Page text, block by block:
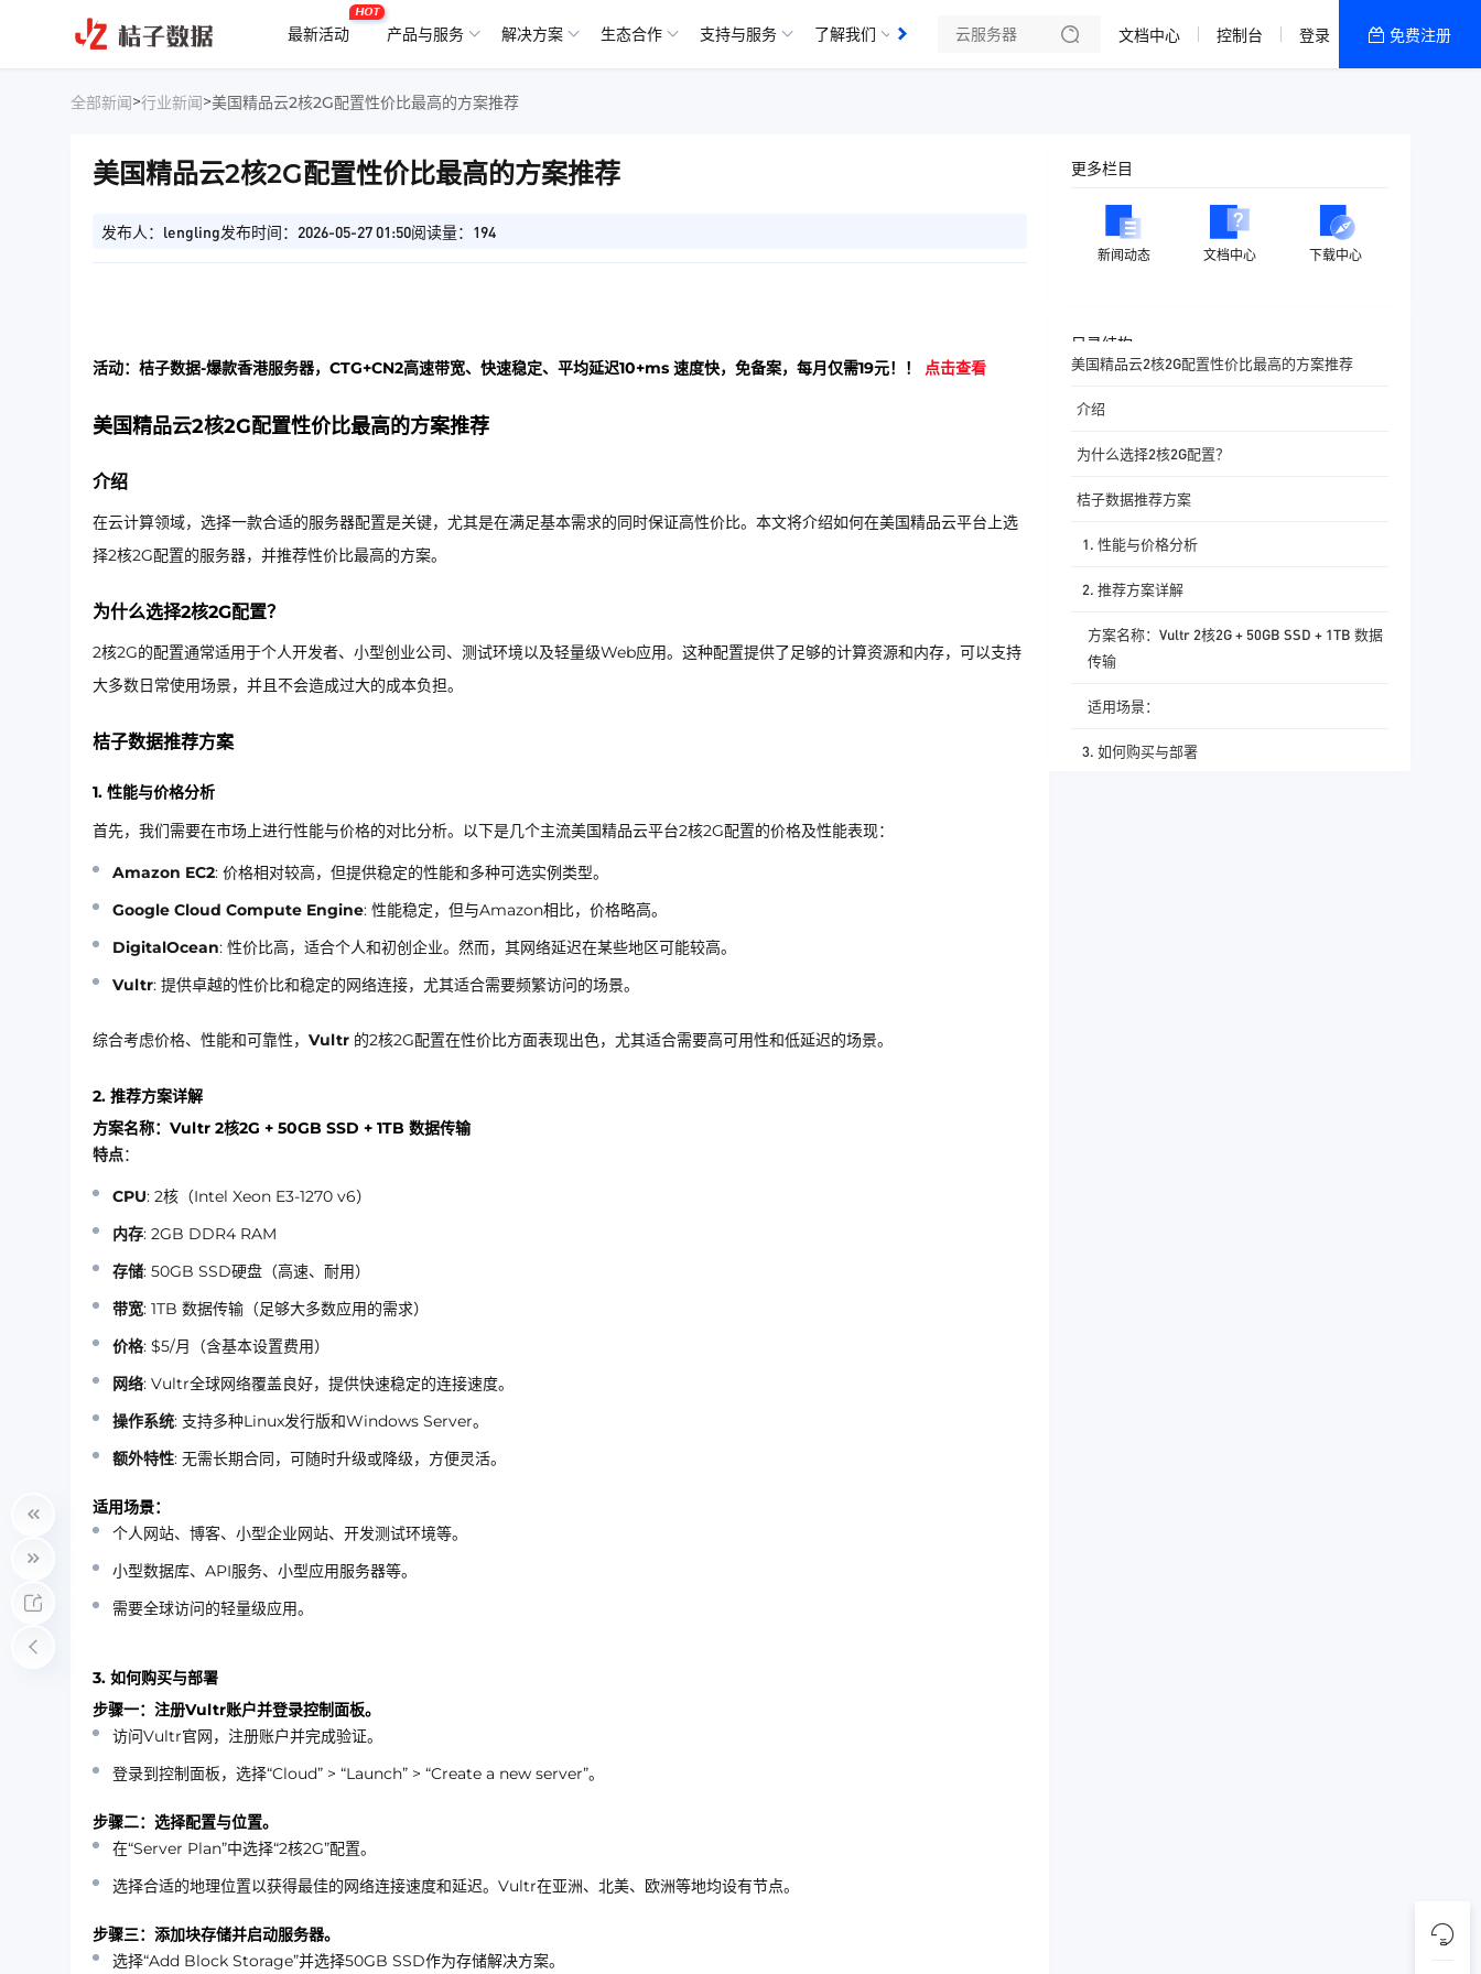
最新活动
HOT
产品与服务 解决方案 生态合作 支持与服务 了解我们
知识库
香港精品CN2云
文档中心 控制台 登录 免费注册
全部新闻>行业新闻>美国精品云2核2G配置性价比最高的方案推荐
美国精品云2核2G配置性价比最高的方案推荐
发布人：lengling发布时间：2026-05-27 01:50阅读量：194
活动：桔子数据-爆款香港服务器，CTG+CN2高速带宽、快速稳定、平均延迟10+ms 速度快，免备案，每月仅需19元！！ 点击查看
美国精品云2核2G配置性价比最高的方案推荐
介绍
在云计算领域，选择一款合适的服务器配置是关键，尤其是在满足基本需求的同时保证高性价比。本文将介绍如何在美国精品云平台上选
择2核2G配置的服务器，并推荐性价比最高的方案。
为什么选择2核2G配置？
2核2G的配置通常适用于个人开发者、小型创业公司、测试环境以及轻量级Web应用。这种配置提供了足够的计算资源和内存，可以支持
大多数日常使用场景，并且不会造成过大的成本负担。
桔子数据推荐方案
1. 性能与价格分析
首先，我们需要在市场上进行性能与价格的对比分析。以下是几个主流美国精品云平台2核2G配置的价格及性能表现：
Amazon EC2: 价格相对较高，但提供稳定的性能和多种可选实例类型。
Google Cloud Compute Engine: 性能稳定，但与Amazon相比，价格略高。
DigitalOcean: 性价比高，适合个人和初创企业。然而，其网络延迟在某些地区可能较高。
Vultr: 提供卓越的性价比和稳定的网络连接，尤其适合需要频繁访问的场景。
综合考虑价格、性能和可靠性， Vultr 的2核2G配置在性价比方面表现出色，尤其适合需要高可用性和低延迟的场景。
2. 推荐方案详解
方案名称：Vultr 2核2G + 50GB SSD + 1TB 数据传输
特点：
CPU: 2核（Intel Xeon E3-1270 v6）
内存: 2GB DDR4 RAM
存储: 50GB SSD硬盘（高速、耐用）
带宽: 1TB 数据传输（足够大多数应用的需求）
价格: $5/月（含基本设置费用）
网络: Vultr全球网络覆盖良好，提供快速稳定的连接速度。
操作系统: 支持多种Linux发行版和Windows Server。
额外特性: 无需长期合同，可随时升级或降级，方便灵活。
适用场景：
个人网站、博客、小型企业网站、开发测试环境等。
小型数据库、API服务、小型应用服务器等。
需要全球访问的轻量级应用。
3. 如何购买与部署
步骤一：注册Vultr账户并登录控制面板。
访问Vultr官网，注册账户并完成验证。
登录到控制面板，选择“Cloud” > “Launch” > “Create a new server”。
步骤二：选择配置与位置。
在“Server Plan”中选择“2核2G”配置。
选择合适的地理位置以获得最佳的网络连接速度和延迟。Vultr在亚洲、北美、欧洲等地均设有节点。
步骤三：添加块存储并启动服务器。
选择“Add Block Storage”并选择50GB SSD作为存储解决方案。
更多栏目
新闻动态 文档中心 下载中心
目录结构
美国精品云2核2G配置性价比最高的方案推荐
介绍
为什么选择2核2G配置？
桔子数据推荐方案
1. 性能与价格分析
2. 推荐方案详解
方案名称：Vultr 2核2G + 50GB SSD + 1TB 数据
传输
适用场景：
3. 如何购买与部署